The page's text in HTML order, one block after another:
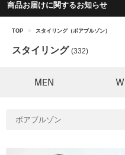
商品お届けに関するお知らせ
TOP > スタイリング（ボアブルゾン）
スタイリング (332)
MEN
ボアブルゾン